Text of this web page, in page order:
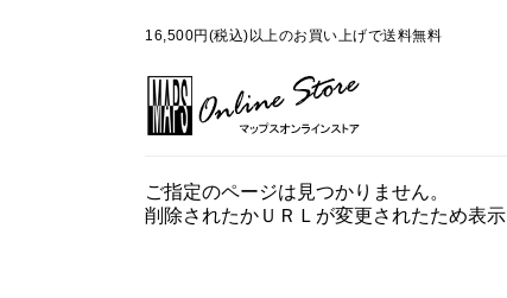
16,500円(税込)以上のお買い上げで送料無料
ご指定のページは見つかりません。
削除されたかＵＲＬが変更されたため表示